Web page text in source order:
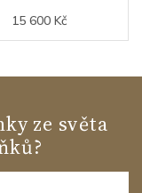
15 600 Kč
ze světa